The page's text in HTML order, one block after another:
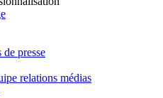
presse
relations médias